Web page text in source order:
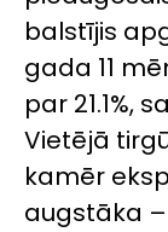
balstījis
gada 11
par 21.1%,
Vietējā
kamēr
augstāka –